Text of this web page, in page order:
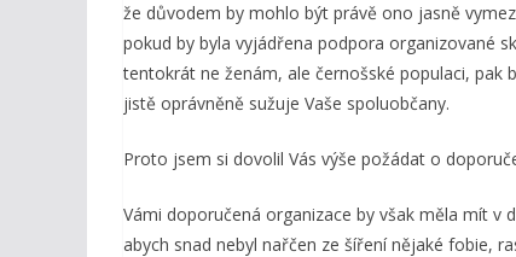
že důvodem by mohlo být právě ono jasně
pokud by byla vyjádřena podpora organizované
tentokrát ne ženám, ale černošské populaci, pak
jistě oprávněně sužuje Vaše spoluobčany.
Proto jsem si dovolil Vás výše požádat o
Vámi doporučená organizace by však měla mít v
abych snad nebyl nařčen ze šíření nějaké fobie,